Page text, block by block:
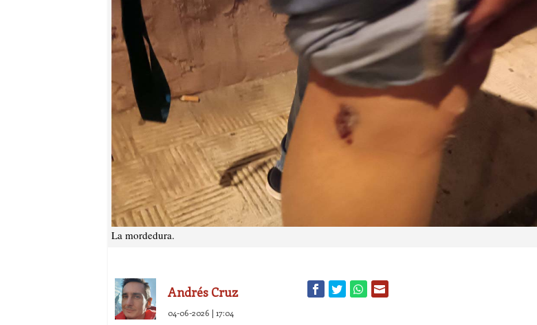
La mordedura.
Andrés Cruz
04-06-2026 | 17:04